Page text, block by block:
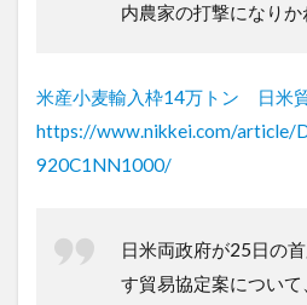
内農家の打撃になりか
米産小麦輸入枠14万トン 日米
https://www.nikkei.com/article/
920C1NN1000/
日米両政府が25日の
す貿易協定案につい